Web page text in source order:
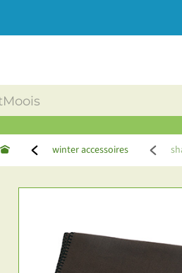
winter accessoires